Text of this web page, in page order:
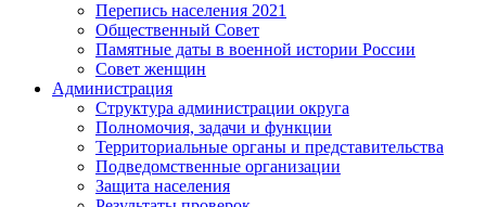
Перепись населения 2021
Общественный Совет
Памятные даты в военной истории России
Совет женщин
Администрация
Структура администрации округа
Полномочия, задачи и функции
Территориальные органы и представительства
Подведомственные организации
Защита населения